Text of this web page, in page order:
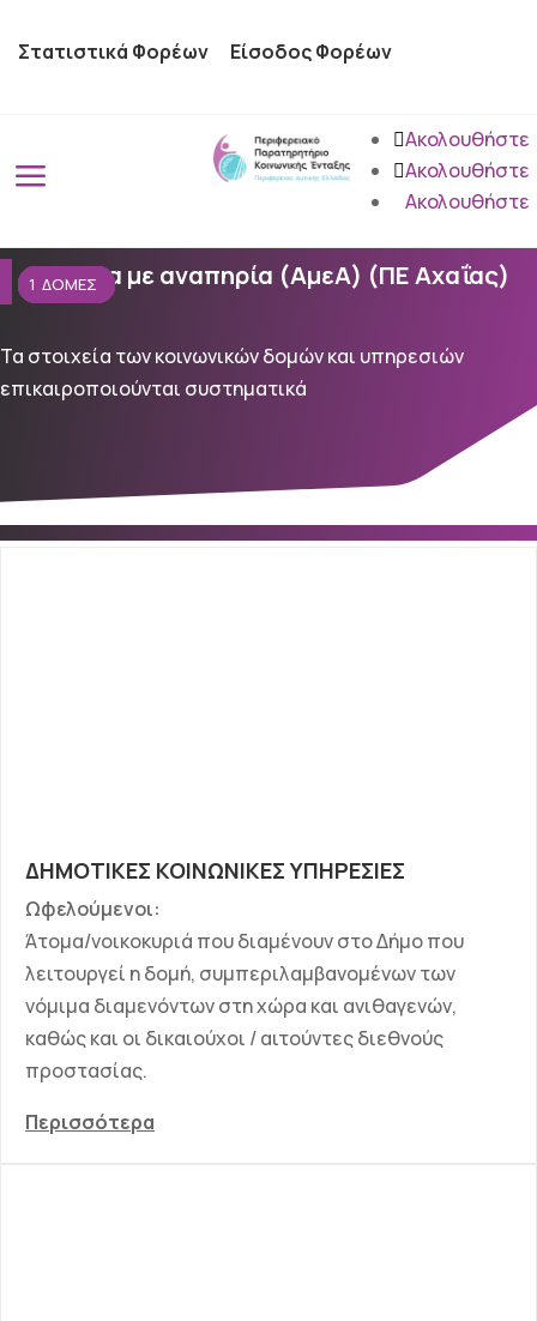
Στατιστικά Φορέων Είσοδος Φορέων
a
Ακολουθήστε
Ακολουθήστε
Ακολουθήστε
Άτομα με αναπηρία (ΑμεΑ) (ΠΕ Αχαΐας)
Τα στοιχεία των κοινωνικών δομών και υπηρεσιών
επικαιροποιούνται συστηματικά
2
ΔΗΜΟΤΙΚΕΣ ΚΟΙΝΩΝΙΚΕΣ ΥΠΗΡΕΣΙΕΣ
Ωφελούμενοι:
Άτομα/νοικοκυριά που διαμένουν στο Δήμο που
λειτουργεί η δομή, συμπεριλαμβανομένων των
νόμιμα διαμενόντων στη χώρα και ανιθαγενών,
καθώς και οι δικαιούχοι / αιτούντες διεθνούς
προστασίας.
Περισσότερα
55124
3116
221115
611